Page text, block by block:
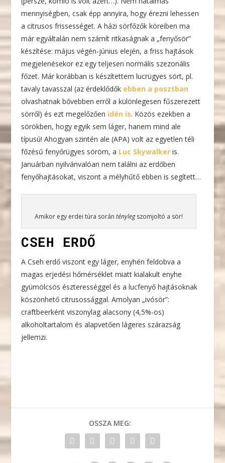
mennyiségben, csak épp annyira, hogy érezni lehessen
a citrusos frissességet. A házi sörfőzők köreiben ma
már egyáltalán nem számít ritkaságnak a „fenyősör”
készítése: május végén-június elején, a friss hajtások
megjelenésekor ez egy teljesen normális szezonális
főzet. Már korábban is készítettem lucrügyes sört, pl.
tavaly tavasszal (az érdeklődők ebben a posztban
olvashatnak bővebben erről a különlegesen fűszerezett
sörről) és ezt megelőzően idén is. Közös ezekben a
sörökben, hogy egyik sem láger, hanem mind ale
típusú! Ahogyan szintén ale (APA) volt az egyetlen téli
főzésű fenyőrügyes söröm, a Luc Skywalker is.
Januárban nyilvánvalóan nem találni az erdőben
fenyőhajtásokat, viszont a mélyhűtő ebben is segített…
Amikor egy erdei túra soránténylegszomjoltó a sör!
CSEH ERDŐ
A Cseh erdő viszont egy láger, enyhén feldobva a
magas erjedési hőmérséklet miatt kialakult enyhe
gyümölcsös észterességgel és a lucfenyő hajtásoknak
köszönhető citrusossággal. Amolyan „ivósör”:
craftbeerként viszonylag alacsony (4,5%-os)
alkoholtartalom és alapvetően lágeres szárazság
jellemzi.
OSSZA MEG: